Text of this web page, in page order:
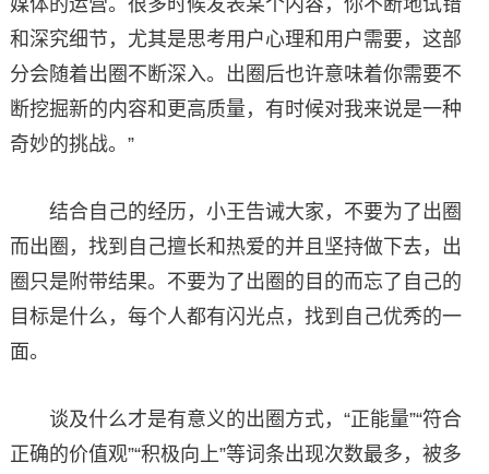
媒体的运营。很多时候发表某个内容，你不断地试错
和深究细节，尤其是思考用户心理和用户需要，这部
分会随着出圈不断深入。出圈后也许意味着你需要不
断挖掘新的内容和更高质量，有时候对我来说是一种
奇妙的挑战。”
结合自己的经历，小王告诫大家，不要为了出圈
而出圈，找到自己擅长和热爱的并且坚持做下去，出
圈只是附带结果。不要为了出圈的目的而忘了自己的
目标是什么，每个人都有闪光点，找到自己优秀的一
面。
谈及什么才是有意义的出圈方式，“正能量”“符合
正确的价值观”“积极向上”等词条出现次数最多，被多